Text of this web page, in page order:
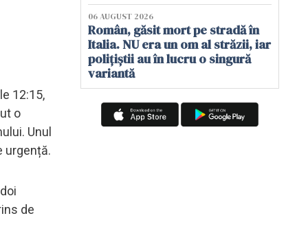
12:15,
o
Unul
urgență.
de
06 AUGUST 2026
Român, găsit mort pe stradă în
Italia. NU era un om al străzii, iar
polițiștii au în lucru o singură
variantă